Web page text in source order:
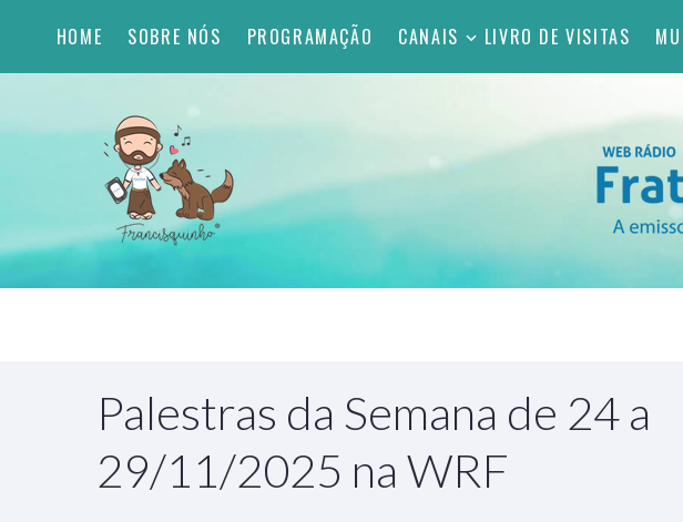
HOME SOBRE NÓS PROGRAMAÇÃO CANAIS LIVRO DE VISITAS
Palestras da Semana de 24 a
29/11/2025 na WRF